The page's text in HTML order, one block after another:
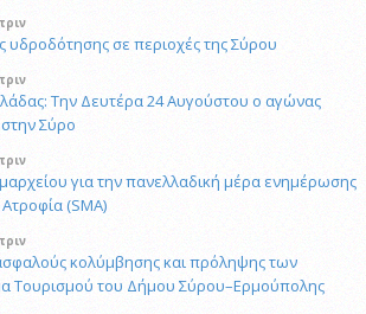
υδροδότησης σε περιοχές της Σύρου
Την Δευτέρα 24 Αυγούστου ο αγώνας
Σύρο
για την πανελλαδική μέρα ενημέρωσης
(SMA)
κολύμβησης και πρόληψης των
Τουρισμού του Δήμου Σύρου–Ερμούπολης